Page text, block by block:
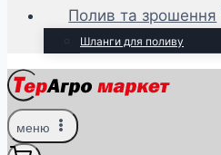
Полив та зрошення
Шланги для поливу
меню